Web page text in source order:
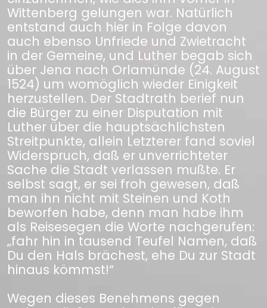
Wittenberg gelungen war. Natürlich
entstand auch hier in Folge davon
auch ebenso Unfriede und Zwietracht
in der Gemeine, und Luther begab sich
über Jena nach Orlamünde (24. August
1524) um womöglich wieder Einigkeit
herzustellen. Der Stadtrath berief nun
die Bürger zu einer Disputation mit
Luther über die hauptsächlichsten
Streitpunkte, allein Letzterer fand soviel
Widerspruch, daß er unverrichteter
Sache die Stadt verlassen mußte. Er
selbst sagt, er sei froh gewesen, daß
man ihn nicht mit Steinen und Koth
beworfen habe, denn man habe ihm
als Reisesegen die Worte nachgerufen:
„fahr hin in tausend Teufel Namen, daß
Du den Hals brächest, ehe Du zur Stadt
hinaus kömmst!“
Wegen dieses Benehmens gegen